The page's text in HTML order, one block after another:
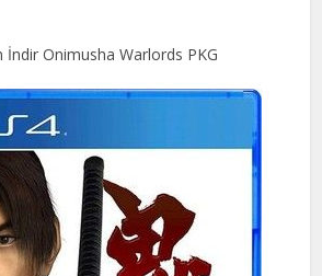
İndir Onimusha Warlords PKG